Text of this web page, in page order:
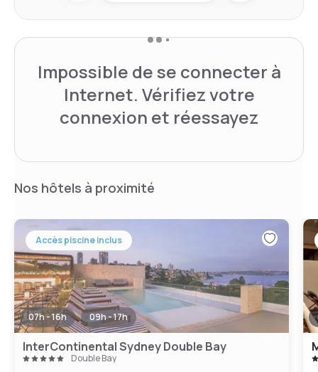
Impossible de se connecter à
Internet. Vérifiez votre
connexion et réessayez
Nos hôtels à proximité
Accès piscine inclus
07h - 16h 09h - 17h
InterContinental Sydney Double Bay
Double Bay